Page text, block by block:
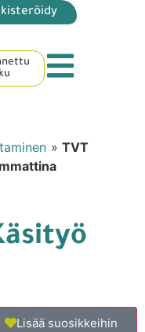
» TVT
Lisää suosikkeihin